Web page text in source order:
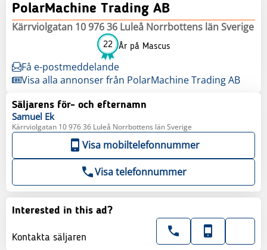
PolarMachine Trading AB
Kärrviolgatan 10 976 36 Luleå Norrbottens län Sverige
22 År på Mascus
Få e-postmeddelande
Visa alla annonser från PolarMachine Trading AB
Säljarens för- och efternamn
Samuel Ek
Kärrviolgatan 10 976 36 Luleå Norrbottens län Sverige
Visa mobiltelefonnummer
Visa telefonnummer
Interested in this ad?
Kontakta säljaren